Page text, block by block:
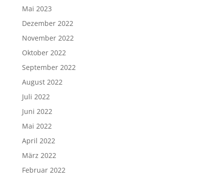
Mai 2023
Dezember 2022
November 2022
Oktober 2022
September 2022
August 2022
Juli 2022
Juni 2022
Mai 2022
April 2022
März 2022
Februar 2022